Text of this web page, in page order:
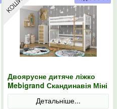
Двоярусне дитяче ліжко
Mebigrand Скандинавія Міні
Білий (RAL9003)/Горіх
світлий 80х200 з ящиками
Детальніше...